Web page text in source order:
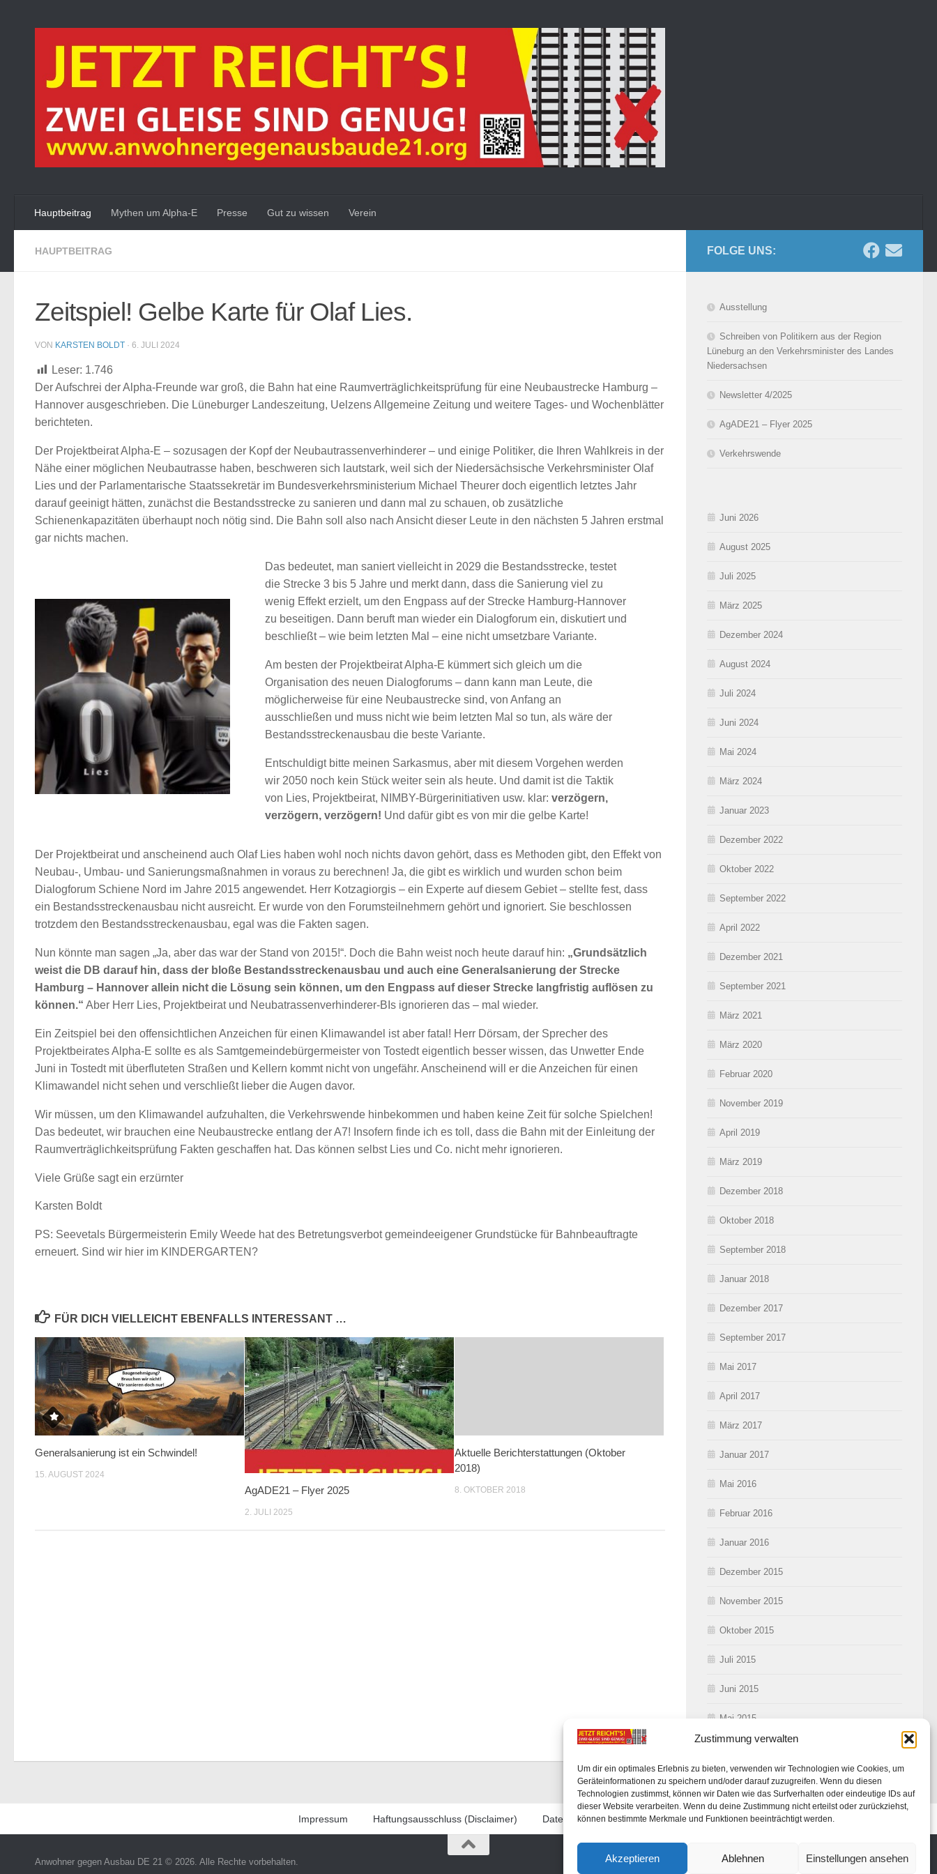
Zustimmung verwalten
Um dir ein optimales Erlebnis zu bieten, verwenden wir Technologien wie Cookies, um
Geräteinformationen zu speichern und/oder darauf zuzugreifen. Wenn du diesen
Technologien zustimmst, können wir Daten wie das Surfverhalten oder eindeutige IDs auf
dieser Website verarbeiten. Wenn du deine Zustimmung nicht erteilst oder zurückziehst,
können bestimmte Merkmale und Funktionen beeinträchtigt werden.
Akzeptieren Ablehnen Einstellungen ansehen
Hauptbeitrag Mythen um Alpha-E Presse Gut zu wissen Verein
HAUPTBEITRAG
Zeitspiel! Gelbe Karte für Olaf Lies.
VON KARSTEN BOLDT · 6. JULI 2024
Leser: 1.746
Der Aufschrei der Alpha-Freunde war groß, die Bahn hat eine Raumverträglichkeitsprüfung für eine Neubaustrecke Hamburg –
Hannover ausgeschrieben. Die Lüneburger Landeszeitung, Uelzens Allgemeine Zeitung und weitere Tages- und Wochenblätter
berichteten.
Der Projektbeirat Alpha-E – sozusagen der Kopf der Neubautrassenverhinderer – und einige Politiker, die Ihren Wahlkreis in der
Nähe einer möglichen Neubautrasse haben, beschweren sich lautstark, weil sich der Niedersächsische Verkehrsminister Olaf
Lies und der Parlamentarische Staatssekretär im Bundesverkehrsministerium Michael Theurer doch eigentlich letztes Jahr
darauf geeinigt hätten, zunächst die Bestandsstrecke zu sanieren und dann mal zu schauen, ob zusätzliche
Schienenkapazitäten überhaupt noch nötig sind. Die Bahn soll also nach Ansicht dieser Leute in den nächsten 5 Jahren erstmal
gar nichts machen.
Das bedeutet, man saniert vielleicht in 2029 die Bestandsstrecke, testet
die Strecke 3 bis 5 Jahre und merkt dann, dass die Sanierung viel zu
wenig Effekt erzielt, um den Engpass auf der Strecke Hamburg-Hannover
zu beseitigen. Dann beruft man wieder ein Dialogforum ein, diskutiert und
beschließt – wie beim letzten Mal – eine nicht umsetzbare Variante.
Am besten der Projektbeirat Alpha-E kümmert sich gleich um die
Organisation des neuen Dialogforums – dann kann man Leute, die
möglicherweise für eine Neubaustrecke sind, von Anfang an
ausschließen und muss nicht wie beim letzten Mal so tun, als wäre der
Bestandsstreckenausbau die beste Variante.
Entschuldigt bitte meinen Sarkasmus, aber mit diesem Vorgehen werden
wir 2050 noch kein Stück weiter sein als heute. Und damit ist die Taktik
von Lies, Projektbeirat, NIMBY-Bürgerinitiativen usw. klar:verzögern,
verzögern, verzögern! Und dafür gibt es von mir die gelbe Karte!
Der Projektbeirat und anscheinend auch Olaf Lies haben wohl noch nichts davon gehört, dass es Methoden gibt, den Effekt von
Neubau-, Umbau- und Sanierungsmaßnahmen in voraus zu berechnen! Ja, die gibt es wirklich und wurden schon beim
Dialogforum Schiene Nord im Jahre 2015 angewendet. Herr Kotzagiorgis – ein Experte auf diesem Gebiet – stellte fest, dass
ein Bestandsstreckenausbau nicht ausreicht. Er wurde von den Forumsteilnehmern gehört und ignoriert. Sie beschlossen
trotzdem den Bestandsstreckenausbau, egal was die Fakten sagen.
Nun könnte man sagen „Ja, aber das war der Stand von 2015!“. Doch die Bahn weist noch heute darauf hin: „Grundsätzlich
weist die DB darauf hin, dass der bloße Bestandsstreckenausbau und auch eine Generalsanierung der Strecke
Hamburg – Hannover allein nicht die Lösung sein können, um den Engpass auf dieser Strecke langfristig auflösen zu
können.“ Aber Herr Lies, Projektbeirat und Neubatrassenverhinderer-BIs ignorieren das – mal wieder.
Ein Zeitspiel bei den offensichtlichen Anzeichen für einen Klimawandel ist aber fatal! Herr Dörsam, der Sprecher des
Projektbeirates Alpha-E sollte es als Samtgemeindebürgermeister von Tostedt eigentlich besser wissen, das Unwetter Ende
Juni in Tostedt mit überfluteten Straßen und Kellern kommt nicht von ungefähr. Anscheinend will er die Anzeichen für einen
Klimawandel nicht sehen und verschließt lieber die Augen davor.
Wir müssen, um den Klimawandel aufzuhalten, die Verkehrswende hinbekommen und haben keine Zeit für solche Spielchen!
Das bedeutet, wir brauchen eine Neubaustrecke entlang der A7! Insofern finde ich es toll, dass die Bahn mit der Einleitung der
Raumverträglichkeitsprüfung Fakten geschaffen hat. Das können selbst Lies und Co. nicht mehr ignorieren.
Viele Grüße sagt ein erzürnter
Karsten Boldt
PS: Seevetals Bürgermeisterin Emily Weede hat des Betretungsverbot gemeindeeigener Grundstücke für Bahnbeauftragte
erneuert. Sind wir hier im KINDERGARTEN?
FÜR DICH VIELLEICHT EBENFALLS INTERESSANT …
Generalsanierung ist ein Schwindel!
15. AUGUST 2024
AgADE21 – Flyer 2025
2. JULI 2025
Aktuelle Berichterstattungen (Oktober
2018)
8. OKTOBER 2018
FOLGE UNS:
Ausstellung
Schreiben von Politikern aus der Region
Lüneburg an den Verkehrsminister des Landes
Niedersachsen
Newsletter 4/2025
AgADE21 – Flyer 2025
Verkehrswende
Juni 2026
August 2025
Juli 2025
März 2025
Dezember 2024
August 2024
Juli 2024
Juni 2024
Mai 2024
März 2024
Januar 2023
Dezember 2022
Oktober 2022
September 2022
April 2022
Dezember 2021
September 2021
März 2021
März 2020
Februar 2020
November 2019
April 2019
März 2019
Dezember 2018
Oktober 2018
September 2018
Januar 2018
Dezember 2017
September 2017
Mai 2017
April 2017
März 2017
Januar 2017
Mai 2016
Februar 2016
Januar 2016
Dezember 2015
November 2015
Oktober 2015
Juli 2015
Juni 2015
Mai 2015
Impressum Haftungsausschluss (Disclaimer) Datenschutzerklärung
Anwohner gegen Ausbau DE 21 © 2026. Alle Rechte vorbehalten.